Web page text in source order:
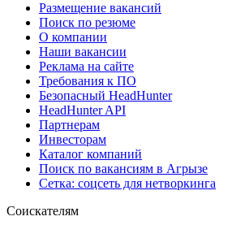
Размещение вакансий
Поиск по резюме
О компании
Наши вакансии
Реклама на сайте
Требования к ПО
Безопасный HeadHunter
HeadHunter API
Партнерам
Инвесторам
Каталог компаний
Поиск по вакансиям в Агрызе
Сетка: соцсеть для нетворкинга
Соискателям